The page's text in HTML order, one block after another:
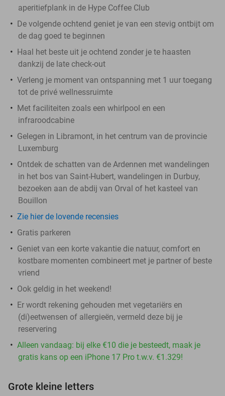
aperitiefplank in de Hype Coffee Club
De volgende ochtend geniet je van een stevig ontbijt om
de dag goed te beginnen
Haal het beste uit je ochtend zonder je te haasten
dankzij de late check-out
Verleng je moment van ontspanning met 1 uur toegang
tot de privé wellnessruimte
Met faciliteiten zoals een whirlpool en een
infraroodcabine
Gelegen in Libramont, in het centrum van de provincie
Luxemburg
Ontdek de schatten van de Ardennen met wandelingen
in het bos van Saint-Hubert, wandelingen in Durbuy,
bezoeken aan de abdij van Orval of het kasteel van
Bouillon
Zie hier de lovende recensies
Gratis parkeren
Geniet van een korte vakantie die natuur, comfort en
kostbare momenten combineert met je partner of beste
vriend
Ook geldig in het weekend!
Er wordt rekening gehouden met vegetariërs en
(di)eetwensen of allergieën, vermeld deze bij je
reservering
Alleen vandaag: bij elke €10 die je besteedt, maak je
gratis kans op een iPhone 17 Pro t.w.v. €1.329!
Grote kleine letters